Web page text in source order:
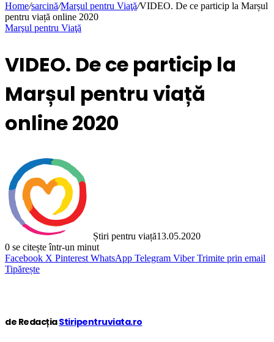
Home/sarcină/Marşul pentru Viaţă/VIDEO. De ce particip la Marșul
pentru viață online 2020
Marşul pentru Viaţă
VIDEO. De ce particip la
Marșul pentru viață
online 2020
Știri pentru viață13.05.2020
0 se citește într-un minut
Facebook X Pinterest WhatsApp Telegram Viber Trimite prin email
Tipărește
de RedacțiaStiripentruviata.ro